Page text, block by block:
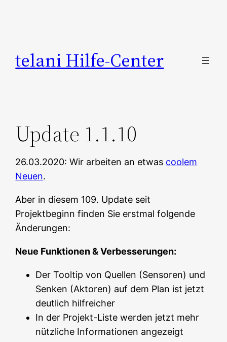
telani Hilfe-Center
Update 1.1.10
26.03.2020: Wir arbeiten an etwas coolem
Neuen.
Aber in diesem 109. Update seit
Projektbeginn finden Sie erstmal folgende
Änderungen:
Neue Funktionen & Verbesserungen:
Der Tooltip von Quellen (Sensoren) und
Senken (Aktoren) auf dem Plan ist jetzt
deutlich hilfreicher
In der Projekt-Liste werden jetzt mehr
nützliche Informationen angezeigt